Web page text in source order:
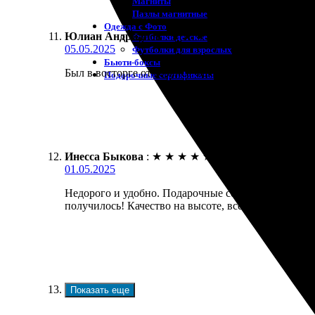
Пазлы магнитные
Одежда с Фото
Футболки детские
Футболки для взрослых
Бьюти-боксы
Подарочные сертификаты
Юлиан Андрианов : ★ ★ ★
05.05.2025
Был в восторге от сервиса. Заказал сертификаты
Инесса Быкова : ★ ★ ★ ★ ★
01.05.2025
Недорого и удобно. Подарочные сертификаты
получилось! Качество на высоте, все четко и
Показать еще